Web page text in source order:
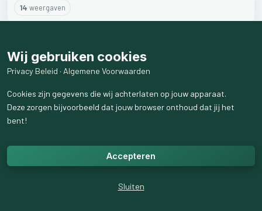
14 weergaven
Wij gebruiken cookies
Privacy Beleid · Algemene Voorwaarden
Cookies zijn gegevens die wij achterlaten op jouw apparaat.
Deze zorgen bijvoorbeeld dat jouw browser onthoud dat jij het
bent!
Accepteren
Sluiten